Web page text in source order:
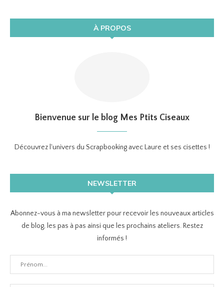
À PROPOS
Bienvenue sur le blog Mes Ptits Ciseaux
Découvrez l'univers du Scrapbooking avec Laure et ses cisettes !
NEWSLETTER
Abonnez-vous à ma newsletter pour recevoir les nouveaux articles
de blog, les pas à pas ainsi que les prochains ateliers. Restez
informés !